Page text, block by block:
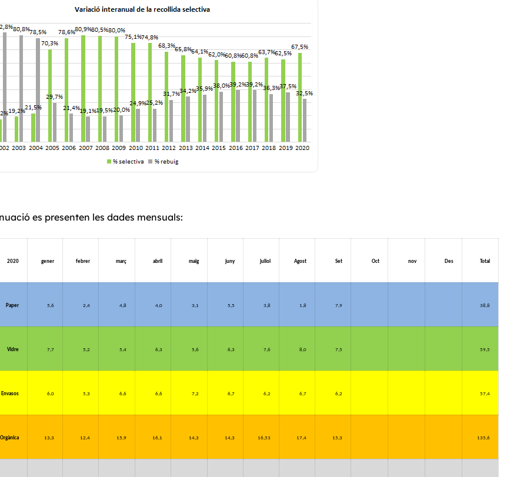
es presenten les dades mensuals:
2020 gener febrer març abril maig juny juliol Agost Set Oct nov Des Total
Paper 5,6 2,4 4,8 4,0 3,1 5,5 3,8 1,8 7,9 38,8
Vidre 7,7 5,2 5,4 6,3 5,6 6,3 7,6 8,0 7,5 59,5
Envasos 6,0 5,3 6,6 6,6 7,2 6,7 6,2 6,7 6,2 57,4
Orgànica 13,3 12,4 15,9 16,1 14,3 14,3 16,53 17,4 15,3 135,6